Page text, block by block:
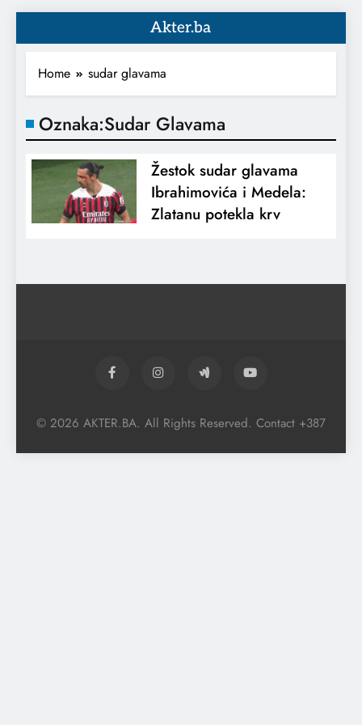
Akter.ba
Home sudar glavama
Oznaka:Sudar Glavama
Žestok sudar glavama
Ibrahimovića i Medela:
Zlatanu potekla krv
© 2026 AKTER.BA. All Rights Reserved. Contact +387